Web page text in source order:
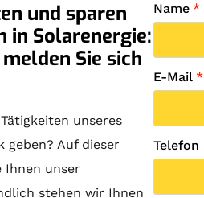
und sparen
in Solarenergie:
Sie sich
unseres
Auf dieser
Ihnen unser
stehen wir Ihnen
Name *
E-Mail *
Telefon